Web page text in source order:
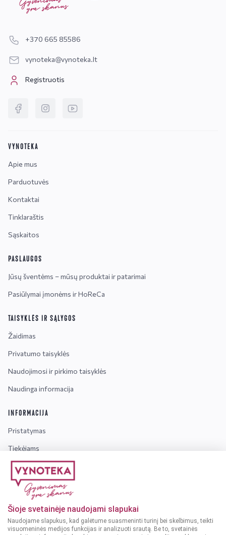
Šioje svetainėje naudojami slapukai
Naudojame slapukus, kad galėtume suasmeninti turinį bei skelbimus, teikti
visuomeninės medijos funkcijas ir analizuoti srautą. Be to, svetainės
+370 665 85586
vynoteka@vynoteka.lt
Registruotis
VYNOTEKA
Apie mus
Parduotuvės
Kontaktai
Tinklaraštis
Sąskaitos
PASLAUGOS
Jūsų šventėms – mūsų produktai ir patarimai
Pasiūlymai įmonėms ir HoReCa
TAISYKLĖS IR SĄLYGOS
Žaidimas
Privatumo taisyklės
Naudojimosi ir pirkimo taisyklės
Naudinga informacija
INFORMACIJA
Pristatymas
Tiekėjams
Karjera
Dažniausiai užduodami klausimai
Dėmesio!
Alkoholinius gėrimus gali įsigyti tik asmenys,
kuriems yra ne mažiau kaip 20 metų.